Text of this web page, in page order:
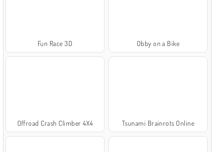
Fun Race 3D Obby on a Bike
Offroad Crash Climber 4X4 Tsunami Brainrots Online